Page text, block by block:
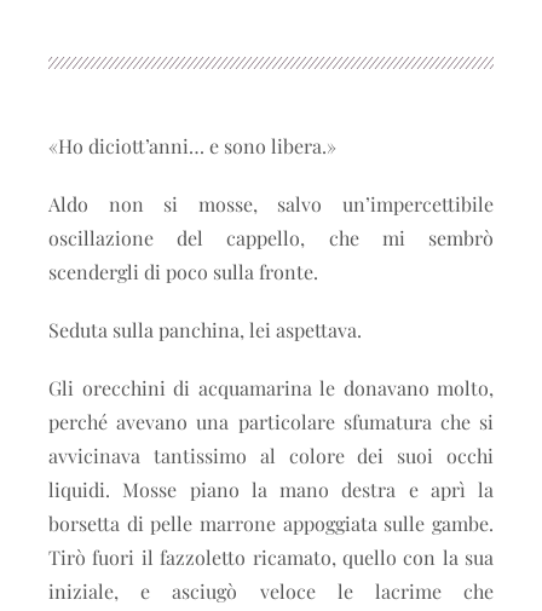
«Ho diciott’anni… e sono libera.»
Aldo non si mosse, salvo un’impercettibile
oscillazione del cappello, che mi sembrò
scendergli di poco sulla fronte.
Seduta sulla panchina, lei aspettava.
Gli orecchini di acquamarina le donavano molto,
perché avevano una particolare sfumatura che si
avvicinava tantissimo al colore dei suoi occhi
liquidi. Mosse piano la mano destra e aprì la
borsetta di pelle marrone appoggiata sulle gambe.
Tirò fuori il fazzoletto ricamato, quello con la sua
iniziale, e asciugò veloce le lacrime che